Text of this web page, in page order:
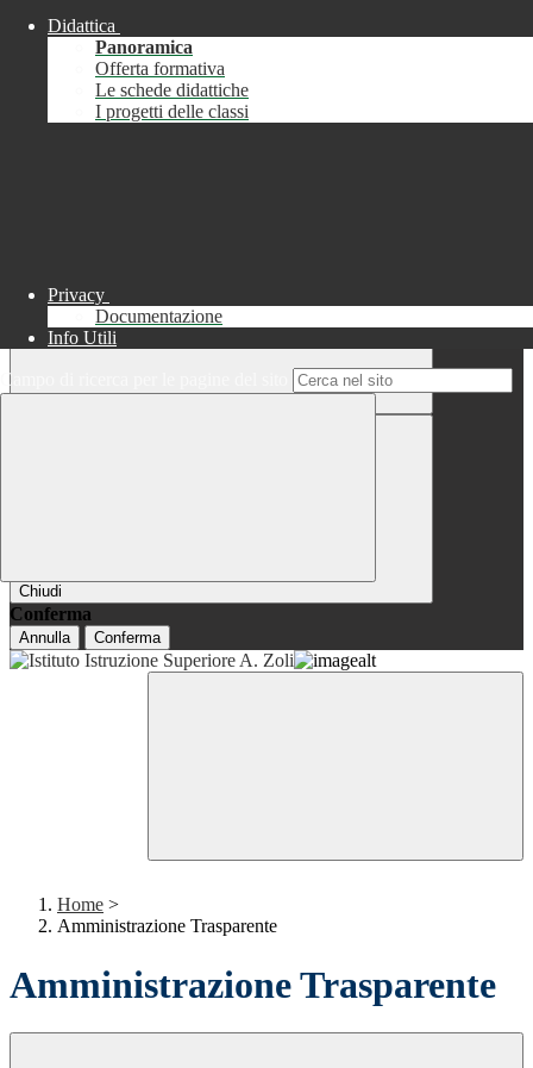
Chiudi
Informazione
Chiudi
Conferma
Annulla Conferma
Didattica
Panoramica
Offerta formativa
Le schede didattiche
I progetti delle classi
Privacy
Documentazione
Info Utili
Campo di ricerca per le pagine del sito
Home >
Amministrazione Trasparente
Amministrazione Trasparente